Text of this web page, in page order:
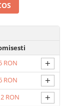
RON +
RON +
RON +